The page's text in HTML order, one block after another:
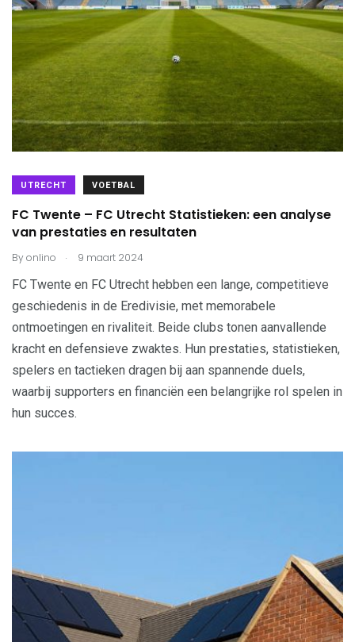
UTRECHT VOETBAL
FC Twente – FC Utrecht Statistieken: een analyse
van prestaties en resultaten
Byonlino . 9 maart 2024
FC Twente en FC Utrecht hebben een lange, competitieve
geschiedenis in de Eredivisie, met memorabele
ontmoetingen en rivaliteit. Beide clubs tonen aanvallende
kracht en defensieve zwaktes. Hun prestaties, statistieken,
spelers en tactieken dragen bij aan spannende duels,
waarbij supporters en financiën een belangrijke rol spelen in
hun succes.